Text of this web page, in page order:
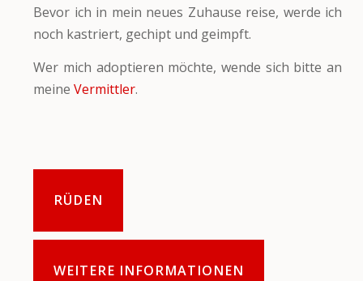
Bevor ich in mein neues Zuhause reise, werde ich
noch kastriert, gechipt und geimpft.
Wer mich adoptieren möchte, wende sich bitte an
meineVermittler.
RÜDEN
WEITERE INFORMATIONEN